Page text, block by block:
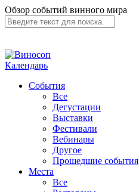
Обзор событий винного мира
Календарь
События
Все
Дегустации
Выставки
Фестивали
Вебинары
Другое
Прошедшие события
Места
Все